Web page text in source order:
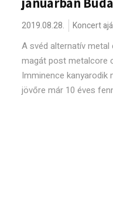
2019.08.28. Koncert
A svéd alternatív metal
magát post metalcore
Imminence
jövőre már 10 éves